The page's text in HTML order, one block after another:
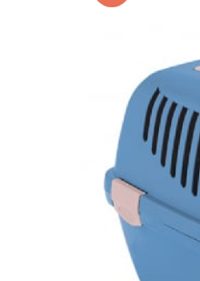
Hrană Umedă Câini
Diete Veterinare Câini
Recompense Câini